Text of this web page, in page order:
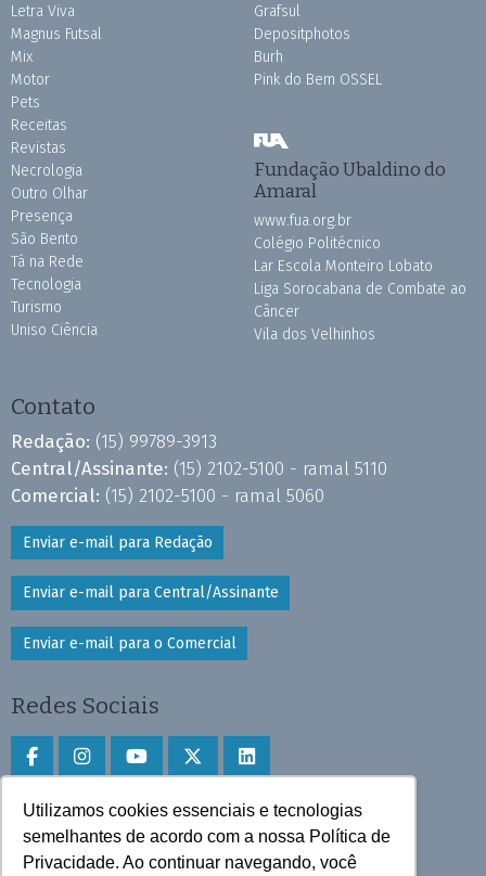
Utilizamos cookies essenciais e tecnologias
semelhantes de acordo com a nossa Política de
Privacidade. Ao continuar navegando, você
Letra Viva
Magnus Futsal
Mix
Motor
Pets
Receitas
Revistas
Necrologia
Outro Olhar
Presença
São Bento
Tá na Rede
Tecnologia
Turismo
Uniso Ciência
Grafsul
Depositphotos
Burh
Pink do Bem OSSEL
Fundação Ubaldino do
Amaral
www.fua.org.br
Colégio Politécnico
Lar Escola Monteiro Lobato
Liga Sorocabana de Combate ao
Câncer
Vila dos Velhinhos
Contato
Redação: (15) 99789-3913
Central/Assinante: (15) 2102-5100 - ramal 5110
Comercial: (15) 2102-5100 - ramal 5060
Enviar e-mail para Redação
Enviar e-mail para Central/Assinante
Enviar e-mail para o Comercial
Redes Sociais
Faça download do aplicativo
Play Store e App Store